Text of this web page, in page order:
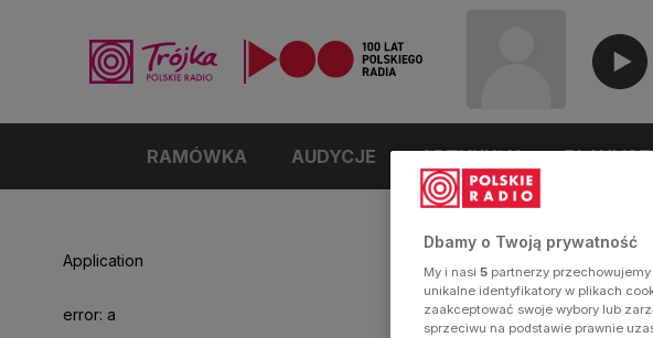
RAMÓWKA AUDYCJE ARTYKUŁY
Application
error: a
Dbamy o Twoją prywatność
My i nasi 5 partnerzy
unikalne identyfikatory w plikach
zaakceptować swoje wybory lub
sprzeciwu na podstawie prawnie